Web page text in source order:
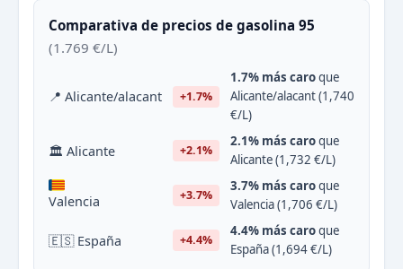
Comparativa de precios de gasolina 95
(1.769 €/L)
📍 Alicante/alacant +1.7%
1.7% más caroque
Alicante/alacant (1,740
€/L)
🏛 Alicante +2.1%
2.1% más caroque
Alicante (1,732 €/L)
Valencia +3.7%
3.7% más caroque
Valencia (1,706 €/L)
🇪🇸 España +4.4%
4.4% más caroque
España (1,694 €/L)